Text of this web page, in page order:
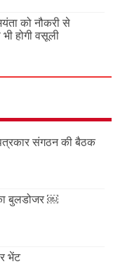
को नौकरी से
होगी वसूली
संगठन की बैठक
का बुलडोजर ￼
भेंट